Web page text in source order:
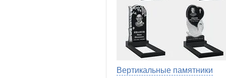
Вертикальные памятники